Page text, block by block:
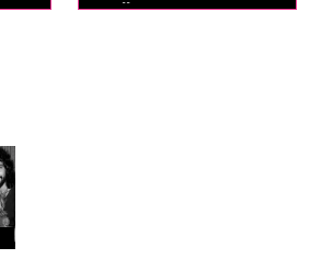
orgullo